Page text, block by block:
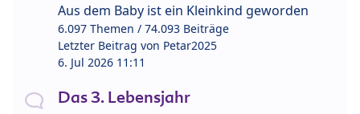
Aus dem Baby ist ein Kleinkind geworden
6.097 Themen / 74.093 Beiträge
Letzter Beitrag von Petar2025
6. Jul 2026 11:11
Das 3. Lebensjahr